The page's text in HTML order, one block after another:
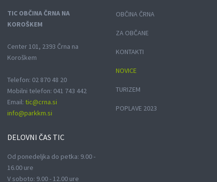
TIC OBČINA ČRNA NA
KOROŠKEM
Center 101, 2393 Črna na
Koroškem
Telefon: 02 870 48 20
Mobilni telefon: 041 743 442
Email: tic@crna.si
info@parkkm.si
DELOVNI ČAS TIC
Od ponedeljka do petka: 9.00 -
16.00 ure
V soboto: 9.00 - 12.00 ure
OBČINA ČRNA
ZA OBČANE
KONTAKTI
NOVICE
TURIZEM
POPLAVE 2023